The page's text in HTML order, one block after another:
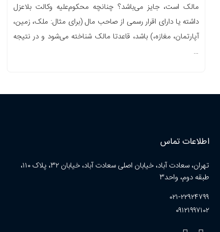
مالک است، جایز می‌باشد؟ چنانچه محکوم‌علیه وکالت بلاعزل
داشته یا دارای اقرار رسمی از صاحب مال (برای مثال: ملک، زمین،
آپارتمان، مغازه،) باشد، قاعدتا مالک شناخته می‌شود و در نتیجه
…
اطلاعات تماس
تهران، سعادت آباد، خیابان اصلی سعادت آباد، خیابان ۳۲، پلاک ۱۱۰،
طبقه دوم، واحد۳
۰۲۱-۲۲۹۲۴۷۹۹
۰۹۱۲۱۹۹۷۱۰۲